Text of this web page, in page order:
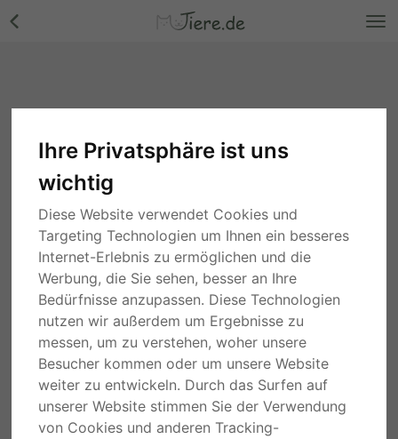
Ihre Privatsphäre ist uns
wichtig
Diese Website verwendet Cookies und
Targeting Technologien um Ihnen ein besseres
Internet-Erlebnis zu ermöglichen und die
Werbung, die Sie sehen, besser an Ihre
Bedürfnisse anzupassen. Diese Technologien
nutzen wir außerdem um Ergebnisse zu
messen, um zu verstehen, woher unsere
Besucher kommen oder um unsere Website
weiter zu entwickeln. Durch das Surfen auf
unserer Website stimmen Sie der Verwendung
von Cookies und anderen Tracking-